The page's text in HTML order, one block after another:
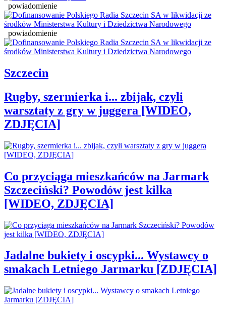
powiadomienie
powiadomienie
Szczecin
Rugby, szermierka i... zbijak, czyli
warsztaty z gry w juggera [WIDEO,
ZDJĘCIA]
Co przyciąga mieszkańców na Jarmark
Szczeciński? Powodów jest kilka
[WIDEO, ZDJĘCIA]
Jadalne bukiety i oscypki... Wystawcy o
smakach Letniego Jarmarku [ZDJĘCIA]